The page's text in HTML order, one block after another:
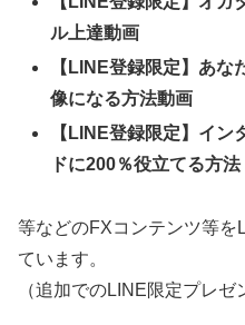
ル上達動画
【LINE登録限定】あ
像になる方法動画
【LINE登録限定】イ
ドに200％役立てる方法
等などのFXコンテンツ等を
ています。
（追加でのLINE限定プレゼ